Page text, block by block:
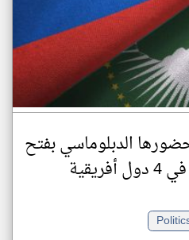
الدبلوماسي بفتح